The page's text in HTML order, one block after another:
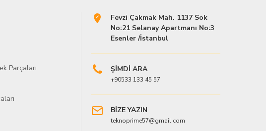
Parçaları
Fevzi Çakmak Mah. 1137 Sok
No:21 Selanay Apartmanı No:3
Esenler /İstanbul
ŞİMDİ ARA
+90533 133 45 57
BİZE YAZIN
teknoprime57@gmail.com